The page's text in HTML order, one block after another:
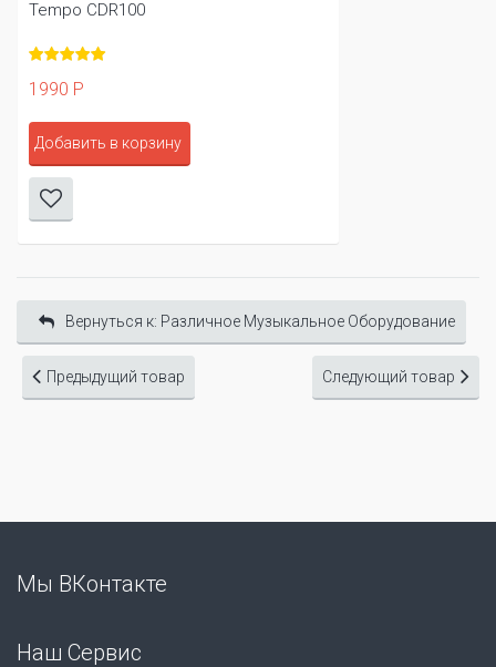
Tempo CDR100
1990 Р
Добавить в корзину
Вернуться к: Различное Музыкальное Оборудование
Предыдущий товар Следующий товар
Мы ВКонтакте
Наш Сервис